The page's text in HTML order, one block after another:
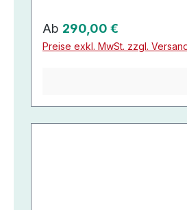
Regulärer Preis:
Ab 290,00 €
Preise exkl. MwSt. zzgl.